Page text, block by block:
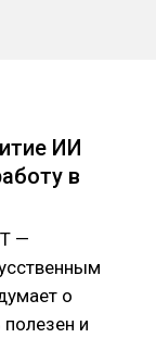
ИИ
в
—
о
и